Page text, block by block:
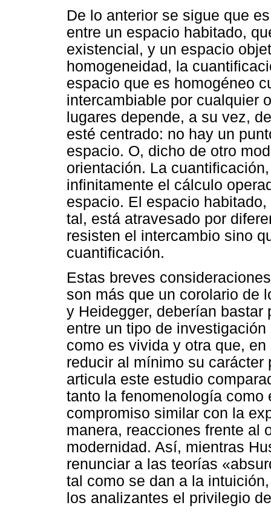
De lo anterior se sigue que
entre un espacio habitado,
existencial, y un espacio
homogeneidad, la
espacio que es homogéneo
intercambiable por cualquier
lugares depende, a su vez,
esté centrado: no hay un
espacio. O, dicho de otro
orientación. La
infinitamente el cálculo
espacio. El espacio
tal, está atravesado por
resisten el intercambio sino
cuantificación.
Estas breves
son más que un corolario de
y Heidegger, deberían
entre un tipo de
como es vivida y otra que,
reducir al mínimo su
articula este estudio
tanto la fenomenología
compromiso similar con la
manera, reacciones frente al
modernidad. Así, mientras
renunciar a las teorías
tal como se dan a la
los analizantes el privilegio